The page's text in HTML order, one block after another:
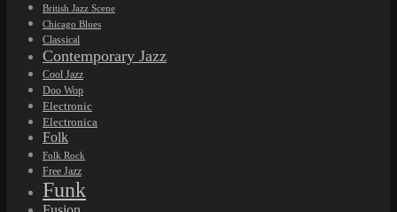
Latin
MilesAndTrane100
Modalita
New Wave
NOLA
NOLAGroove
Pop
Pop Rock
Post-bop
Post Punk
Producenti
Psychedelic Rock
Punk